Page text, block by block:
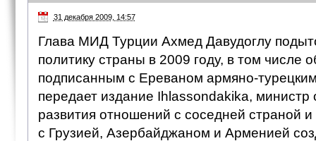
31 декабря 2009, 14:57
Глава МИД Турции Ахмед Давудоглу
политику страны в 2009 году, в том числе
подписанным с Ереваном армяно-
передает издание Ihlassondakika, министр
развития отношений с соседней страной
с Грузией, Азербайджаном и Арменией